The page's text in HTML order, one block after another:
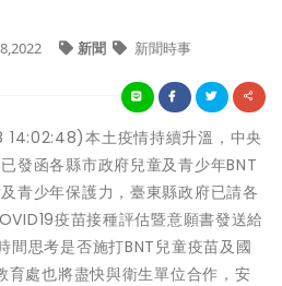
新聞 新聞時事
14:02:48)本土疫情持續升溫，中央
發函各縣市政府兒童及青少年BNT
青少年保護力，臺東縣政府已請各
疫苗接種評估暨意願書發送給
間思考是否施打BNT兒童疫苗及國
育處也將盡快與衛生單位合作，安